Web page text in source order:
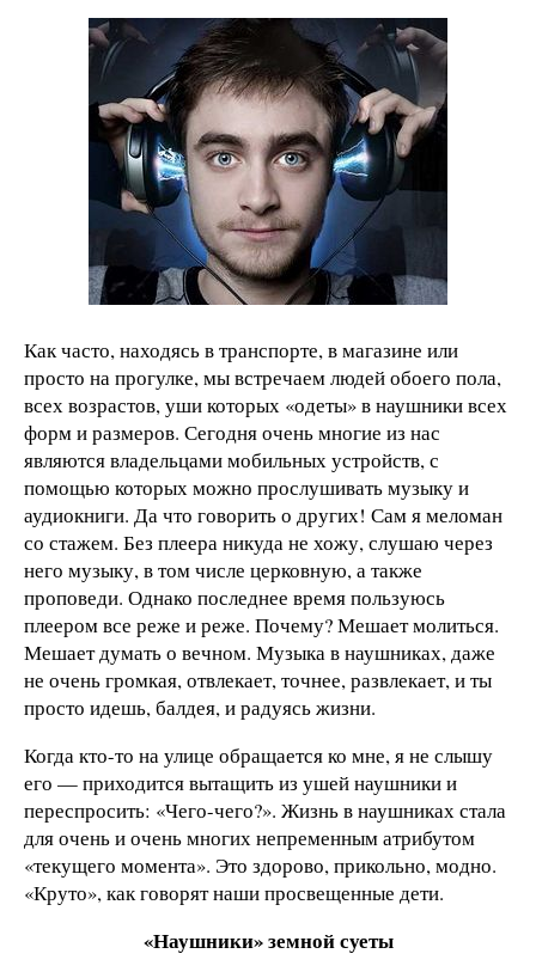
Как часто, находясь в транспорте, в магазине или
просто на прогулке, мы встречаем людей обоего пола,
всех возрастов, уши которых «одеты» в наушники всех
форм и размеров. Сегодня очень многие из нас
являются владельцами мобильных устройств, с
помощью которых можно прослушивать музыку и
аудиокниги. Да что говорить о других! Сам я меломан
со стажем. Без плеера никуда не хожу, слушаю через
него музыку, в том числе церковную, а также
проповеди. Однако последнее время пользуюсь
плеером все реже и реже. Почему? Мешает молиться.
Мешает думать о вечном. Музыка в наушниках, даже
не очень громкая, отвлекает, точнее, развлекает, и ты
просто идешь, балдея, и радуясь жизни.
Когда кто-то на улице обращается ко мне, я не слышу
его — приходится вытащить из ушей наушники и
переспросить: «Чего-чего?». Жизнь в наушниках стала
для очень и очень многих непременным атрибутом
«текущего момента». Это здорово, прикольно, модно.
«Круто», как говорят наши просвещенные дети.
«Наушники» земной суеты